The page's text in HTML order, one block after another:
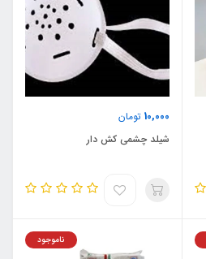
10,000 تومان
شیلد چشمی کش دار
ناموجود